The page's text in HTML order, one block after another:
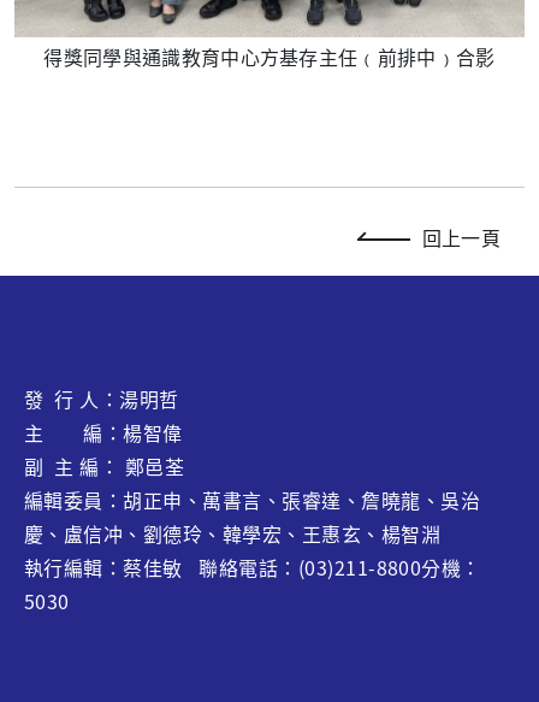
得獎同學與通識教育中心方基存主任﹙前排中﹚合影
回上一頁
發 行 人：湯明哲
主 編：楊智偉
副 主 編： 鄭邑荃
編輯委員：胡正申、萬書言、張睿達、詹曉龍 、吳治
慶、盧信冲、劉德玲、韓學宏、王惠玄、 楊智淵
執行編輯：蔡佳敏 聯絡電話：(03)211-8800分機：
5030